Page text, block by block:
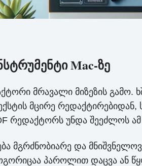
Mac-ზე
მრავალი მიზეზის გამო.
მცირე
რედაქტორს უნდა შეეძლოს
მგრძნობიარე და
პაროლით დაცვა ან